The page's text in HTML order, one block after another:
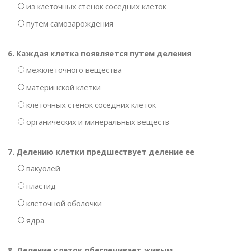
из клеточных стенок соседних клеток
путем самозарождения
6. Каждая клетка появляется путем деления
межклеточного вещества
материнской клетки
клеточных стенок соседних клеток
органических и минеральных веществ
7. Делению клетки предшествует деление ее
вакуолей
пластид
клеточной оболочки
ядра